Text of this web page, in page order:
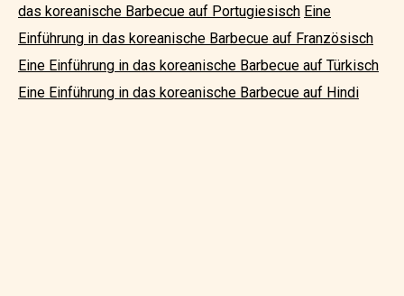
das koreanische Barbecue auf Portugiesisch Eine
Einführung in das koreanische Barbecue auf Französisch
Eine Einführung in das koreanische Barbecue auf Türkisch
Eine Einführung in das koreanische Barbecue auf Hindi